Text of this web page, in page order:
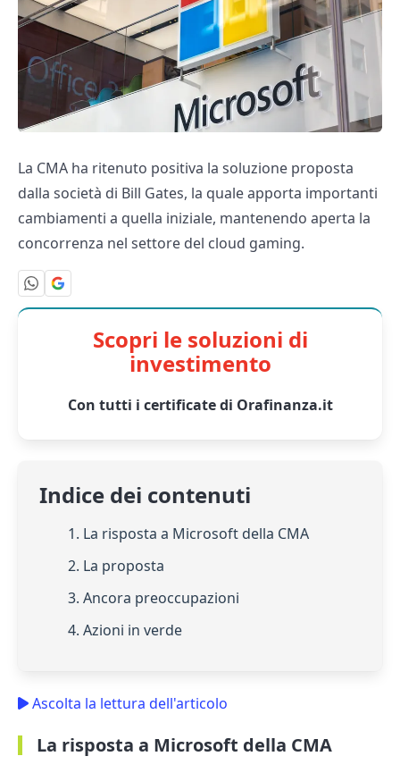
La CMA ha ritenuto positiva la soluzione proposta
dalla società di Bill Gates, la quale apporta importanti
cambiamenti a quella iniziale, mantenendo aperta la
concorrenza nel settore del cloud gaming.
Scopri le soluzioni di
investimento
Con tutti i certificate di Orafinanza.it
Indice dei contenuti
1. La risposta a Microsoft della CMA
2. La proposta
3. Ancora preoccupazioni
4. Azioni in verde
Ascolta la lettura dell'articolo
La risposta a Microsoft della CMA